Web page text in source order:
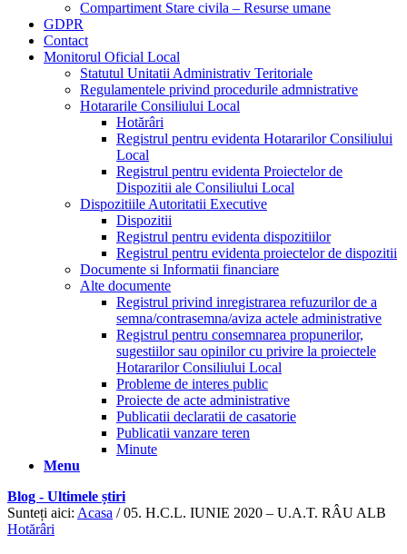
Compartiment Stare civila – Resurse umane
GDPR
Contact
Monitorul Oficial Local
Statutul Unitatii Administrativ Teritoriale
Regulamentele privind procedurile admnistrative
Hotararile Consiliului Local
Hotărâri
Registrul pentru evidenta Hotararilor Consiliului
Local
Registrul pentru evidenta Proiectelor de
Dispozitii ale Consiliului Local
Dispozitiile Autoritatii Executive
Dispozitii
Registrul pentru evidenta dispozitiilor
Registrul pentru evidenta proiectelor de dispozitii
Documente si Informatii financiare
Alte documente
Registrul privind inregistrarea refuzurilor de a
semna/contrasemna/aviza actele administrative
Registrul pentru consemnarea propunerilor,
sugestiilor sau opinilor cu privire la proiectele
Hotararilor Consiliului Local
Probleme de interes public
Proiecte de acte administrative
Publicatii declaratii de casatorie
Publicatii vanzare teren
Minute
Menu
Blog - Ultimele știri
Sunteți aici: Acasa / 05. H.C.L. IUNIE 2020 – U.A.T. RÂU ALB
Hotărâri